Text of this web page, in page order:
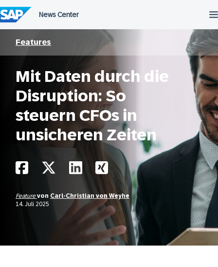
Features
Mit Daten durch die
Disruption: So
steuern CFOs in
unsicheren Zeiten
Featurevon Carl-Christian von Weyhe
14. Juli 2025